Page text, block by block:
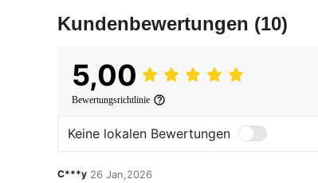
Kundenbewertungen (10)
5,00
Bewertungsrichtlinie
Keine lokalen Bewertungen
C***y 26 Jan,2026